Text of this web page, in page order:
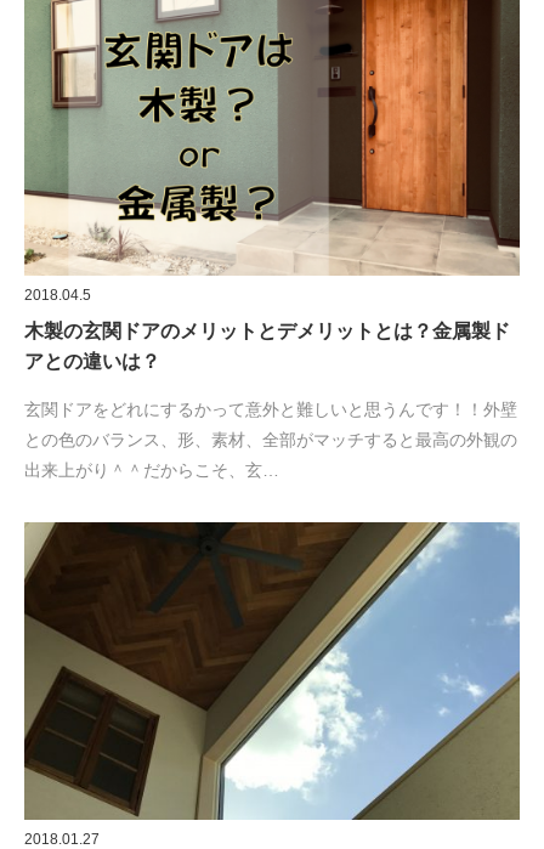
2018.04.5
木製の玄関ドアのメリットとデメリットとは？金属製ド
アとの違いは？
玄関ドアをどれにするかって意外と難しいと思うんです！！外壁
との色のバランス、形、素材、全部がマッチすると最高の外観の
出来上がり＾＾だからこそ、玄…
2018.01.27